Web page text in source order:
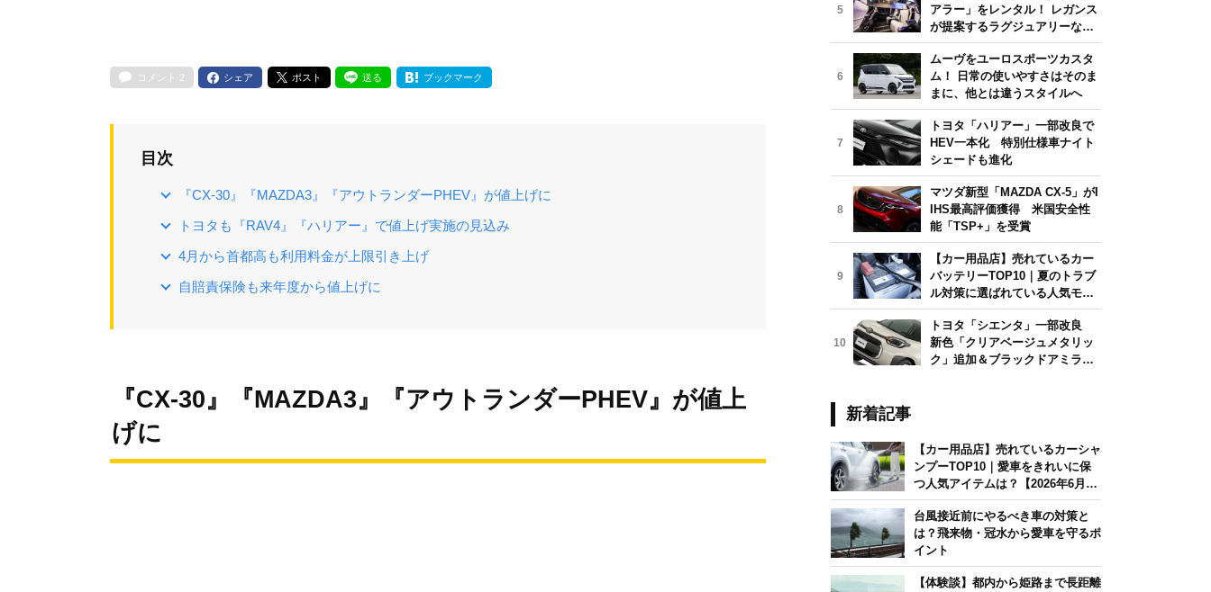
コメント 2 シェア ポスト 送る ブックマーク
目次
『CX-30』『MAZDA3』『アウトランダーPHEV』が値上げに
トヨタも『RAV4』『ハリアー』で値上げ実施の見込み
4月から首都高も利用料金が上限引き上げ
自賠責保険も来年度から値上げに
『CX-30』『MAZDA3』『アウトランダーPHEV』が値上
げに
5
アラー」をレンタル！ レガンス
が提案するラグジュアリーな移
動体験
6
ムーヴをユーロスポーツカスタ
ム！ 日常の使いやすさはそのま
まに、他とは違うスタイルへ
7
トヨタ「ハリアー」一部改良で
HEV一本化 特別仕様車ナイト
シェードも進化
8
マツダ新型「MAZDA CX-5」がI
IHS最高評価獲得 米国安全性
能「TSP+」を受賞
9
【カー用品店】売れているカー
バッテリーTOP10｜夏のトラブ
ル対策に選ばれている人気モデ
ルは？【2026年6月版】
10
トヨタ「シエンタ」一部改良
新色「クリアベージュメタリッ
ク」追加＆ブラックドアミラー
新着記事
【カー用品店】売れているカーシャ
ンプーTOP10｜愛車をきれいに保
つ人気アイテムは？【2026年6月
版】
台風接近前にやるべき車の対策と
は？飛来物・冠水から愛車を守るポ
イント
【体験談】都内から姫路まで長距離